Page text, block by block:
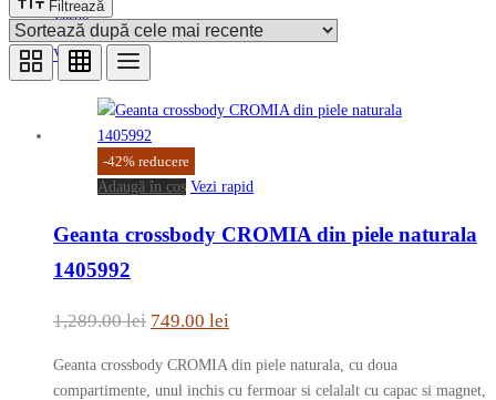
Verde
Visiniu
Filtrează
-42% reducere
Adaugă în coș Vezi rapid
Geanta crossbody CROMIA din piele naturala
1405992
1,289.00lei Prețul
749.00 lei
este:
Geanta crossbody CROMIA din piele naturala, cu doua
compartimente, unul inchis cu fermoar si celalalt cu capac si magnet,